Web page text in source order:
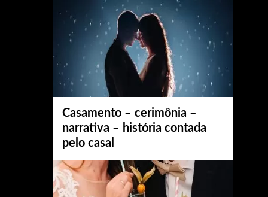
Casamento – cerimônia –
narrativa – história contada
pelo casal